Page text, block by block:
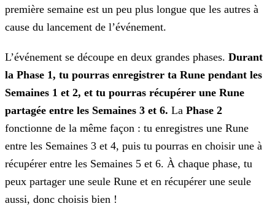
première semaine est un peu plus longue que les autres à
cause du lancement de l’événement.
L’événement se découpe en deux grandes phases. Durant
la Phase 1, tu pourras enregistrer ta Rune pendant les
Semaines 1 et 2, et tu pourras récupérer une Rune
partagée entre les Semaines 3 et 6. La Phase 2
fonctionne de la même façon : tu enregistres une Rune
entre les Semaines 3 et 4, puis tu pourras en choisir une à
récupérer entre les Semaines 5 et 6. À chaque phase, tu
peux partager une seule Rune et en récupérer une seule
aussi, donc choisis bien !